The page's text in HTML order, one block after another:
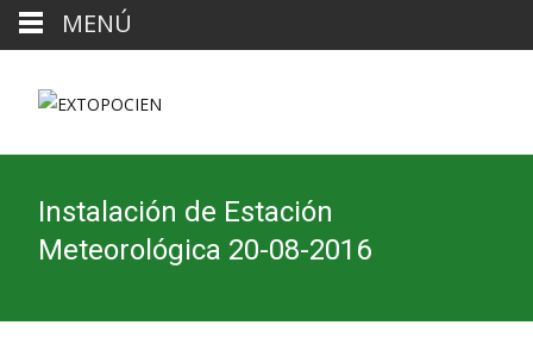
Instalación de Estación
Meteorológica 20-08-2016
MENÚ